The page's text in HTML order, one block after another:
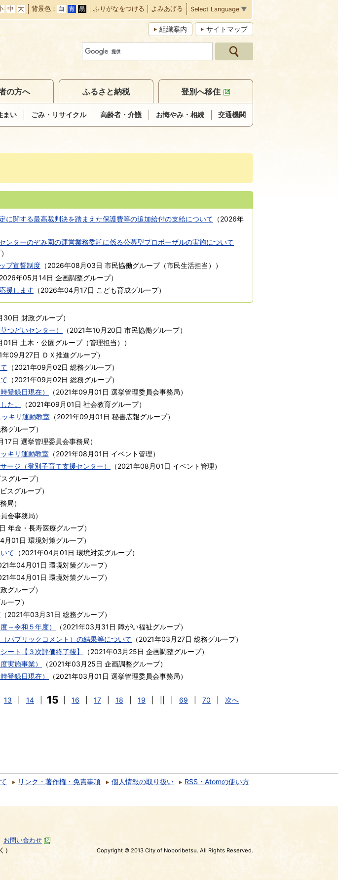
中 大 背景色 白 青 黒 ふりがなをつける よみあげる Select Language ▼
組織案内 サイトマップ
まい ごみ・リサイクル 高齢者・介護 お悔やみ・相続 交通機関
の方へ ふるさと納税 登別へ移住
に関する最高裁判決を踏まえた保護費等の追加給付の支給について （2026年
ンターのぞみ園の運営業務委託に係る公募型プロポーザルの実施について
）
プ宣誓制度 （2026年08月03日 市民協働グループ（市民生活担当）
）
2026年05月14日 企画調整グループ）
援します （2026年04月17日 こども育成グループ）
30日 財政グループ）
つどいセンター）
（2021年10月20日 市民協働グループ）
01日 土木・公園グループ（管理担当）
）
年09月27日 ＤＸ推進グループ）
（2021年09月02日 総務グループ）
（2021年09月02日 総務グループ）
登録日現在）
（2021年09月01日 選挙管理委員会事務局）
た。
（2021年09月01日 社会教育グループ）
キリ運動教室 （2021年09月01日 秘書広報グループ）
グループ）
17日 選挙管理委員会事務局）
キリ運動教室 （2021年08月01日 イベント管理）
ージ（登別子育て支援センター）
（2021年08月01日 イベント管理）
グループ）
スグループ）
局）
会事務局）
年金・長寿医療グループ）
月01日 環境対策グループ）
て （2021年04月01日 環境対策グループ）
年04月01日 環境対策グループ）
年04月01日 環境対策グループ）
グループ）
ープ）
（2021年03月31日 総務グループ）
～令和５年度）
（2021年03月31日 障がい福祉グループ）
パブリックコメント）の結果等について （2021年03月27日 総務グループ）
ート【３次評価終了後】
（2021年03月25日 企画調整グループ）
実施事業）
（2021年03月25日 企画調整グループ）
登録日現在）
（2021年03月01日 選挙管理委員会事務局）
13 14 15 16 17 18 19 69 70 次へ
リンク・著作権・免責事項 個人情報の取り扱い
RSS・Atomの使い方
お問い合わせ
）
Copyright © 2013 City of Noboribetsu. All Rights Reserved.